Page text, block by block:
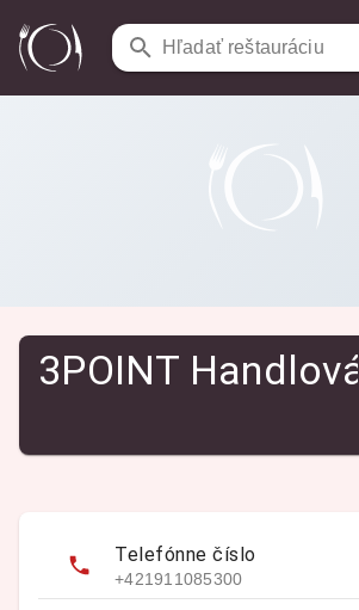
Hľadať reštauráciu
Reštaurácie / 3POINT Handlová
3POINT Handlová
Telefónne číslo
+421911085300